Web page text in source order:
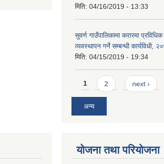
मिति: 04/16/2019 - 13:33
सुवर्ण गाउँपालिकामा करारमा प्रविधिक
व्यवस्थापन गर्ने सम्बन्धी कार्यविधी,
मिति: 04/15/2019 - 19:34
Pages
1 2 next ›
अन्य
योजना तथा परियोजना